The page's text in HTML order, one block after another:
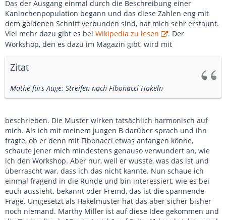
Das der Ausgang einmal durch die Beschreibung einer
Kaninchenpopulation begann und das diese Zahlen eng mit
dem goldenen Schnitt verbunden sind, hat mich sehr erstaunt.
Viel mehr dazu gibt es bei Wikipedia zu lesen
. Der
Workshop, den es dazu im Magazin gibt, wird mit
Zitat
Mathe fürs Auge: Streifen nach Fibonacci Häkeln
beschrieben. Die Muster wirken tatsächlich harmonisch auf
mich. Als ich mit meinem jungen B darüber sprach und ihn
fragte, ob er denn mit Fibonacci etwas anfangen könne,
schaute jener mich mindestens genauso verwundert an, wie
ich den Workshop. Aber nur, weil er wusste, was das ist und
überrascht war, dass ich das nicht kannte. Nun schaue ich
einmal fragend in die Runde und bin interessiert, wie es bei
euch aussieht. bekannt oder Fremd, das ist die spannende
Frage. Umgesetzt als Häkelmuster hat das aber sicher bisher
noch niemand. Marthy Miller ist auf diese Idee gekommen und